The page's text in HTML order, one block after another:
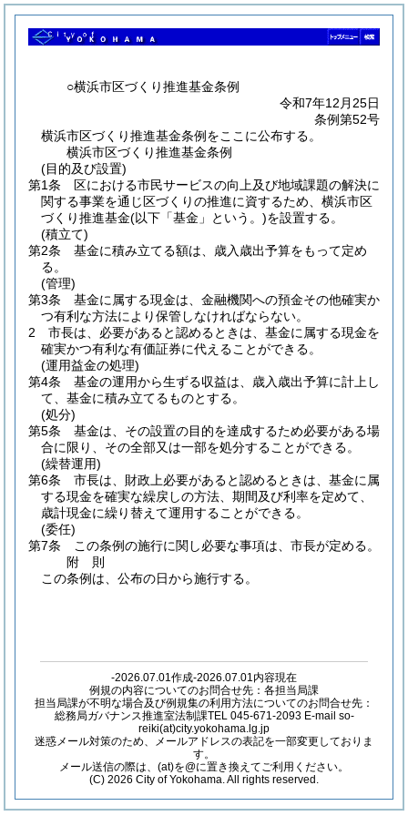
○横浜市区づくり推進基金条例
令和7年12月25日
条例第52号
横浜市区づくり推進基金条例をここに公布する。
横浜市区づくり推進基金条例
(目的及び設置)
第1条
区における市民サービスの向上及び地域課題の解決に
関する事業を通じ区づくりの推進に資するため、横浜市区
づくり推進基金(以下「基金」という。)を設置する。
(積立て)
第2条
基金に積み立てる額は、歳入歳出予算をもって定め
る。
(管理)
第3条
基金に属する現金は、金融機関への預金その他確実か
つ有利な方法により保管しなければならない。
2
市長は、必要があると認めるときは、基金に属する現金を
確実かつ有利な有価証券に代えることができる。
(運用益金の処理)
第4条
基金の運用から生ずる収益は、歳入歳出予算に計上し
て、基金に積み立てるものとする。
(処分)
第5条
基金は、その設置の目的を達成するため必要がある場
合に限り、その全部又は一部を処分することができる。
(繰替運用)
第6条
市長は、財政上必要があると認めるときは、基金に属
する現金を確実な繰戻しの方法、期間及び利率を定めて、
歳計現金に繰り替えて運用することができる。
(委任)
第7条
この条例の施行に関し必要な事項は、市長が定める。
附 則
この条例は、公布の日から施行する。
-2026.07.01作成-2026.07.01内容現在
例規の内容についてのお問合せ先：各担当局課
担当局課が不明な場合及び例規集の利用方法についてのお問合せ先：
総務局ガバナンス推進室法制課TEL 045-671-2093 E-mail so-
reiki(at)city.yokohama.lg.jp
迷惑メール対策のため、メールアドレスの表記を一部変更しておりま
す。
メール送信の際は、(at)を@に置き換えてご利用ください。
(C) 2026 City of Yokohama. All rights reserved.